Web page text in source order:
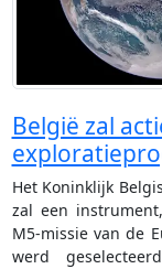
België zal
Het Koninklijk
zal een
M5-missie van de
werd